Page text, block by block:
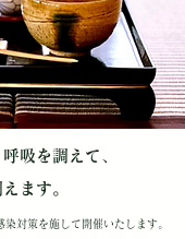
吸を調えて、
ます。
対策を施して開催いたします。